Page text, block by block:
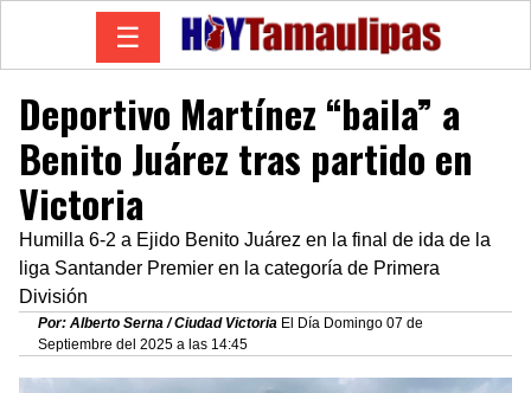
☰
Deportivo Martínez “baila” a
Benito Juárez tras partido en
Victoria
Humilla 6-2 a Ejido Benito Juárez en la final de ida de la
liga Santander Premier en la categoría de Primera
División
Por: Alberto Serna / Ciudad Victoria El Día Domingo 07 de
Septiembre del 2025 a las 14:45